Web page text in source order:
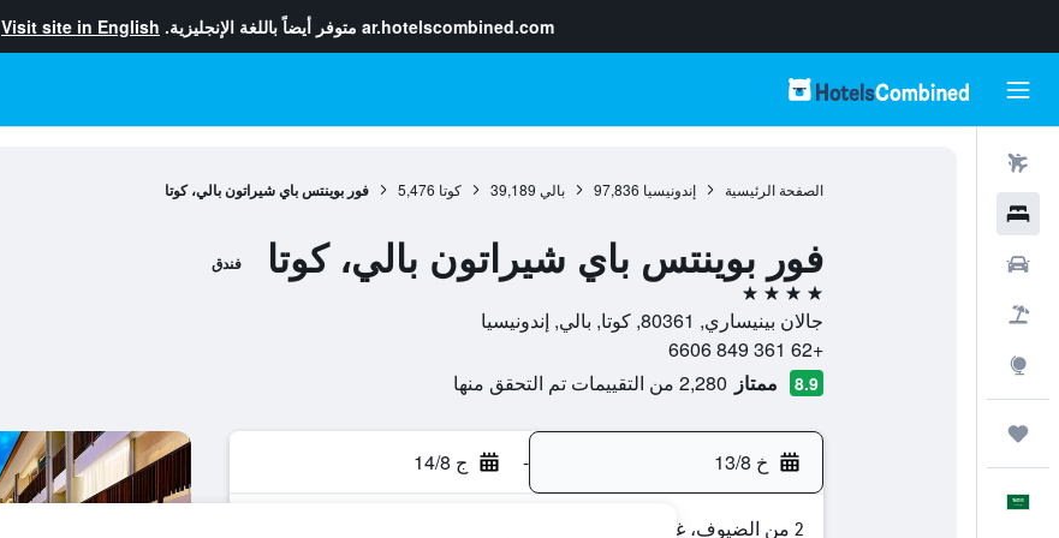
ar.hotelscombined.com متوفر أيضاً باللغة الإنجليزية. Visit site in English
الصفحة الرئيسية إندونيسيا 97,836 بالي 39,189 كوتا 5,476 فور بوينتس باي شيراتون بالي، كوتا
فور بوينتس باي شيراتون بالي، كوتا فندق
4 نجوم
جالان بينيساري, 80361, كوتا, بالي, إندونيسيا
+62 361 849 6606
8.9 ممتاز 2,280 من التقييمات تم التحقق منها
خ 13/8 - ج 14/8
2 من الضيوف، غرفة واحدة